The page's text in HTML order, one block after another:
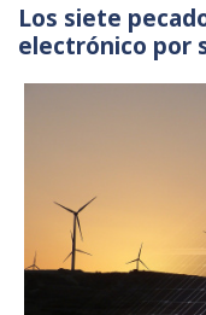
Los siete
electrónico por